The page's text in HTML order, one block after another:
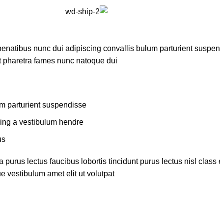
nunc dui adipiscing convallis bulum parturient
fames nunc natoque dui.
parturient suspendisse.
a vestibulum hendre.
lectus faucibus lobortis tincidunt purus lectus nisl
vestibulum amet elit ut volutpat.